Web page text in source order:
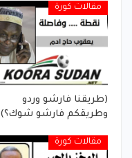
مقالات كورة
(طريقنا فارشو وردو
وطريقكم فارشو شوك؟)
مقالات كورة